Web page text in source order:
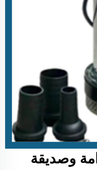
وصديقة